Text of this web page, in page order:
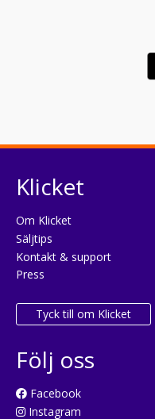
Klicket
Om Klicket
Säljtips
Kontakt & support
Press
Tyck till om Klicket
Följ oss
Facebook
Instagram